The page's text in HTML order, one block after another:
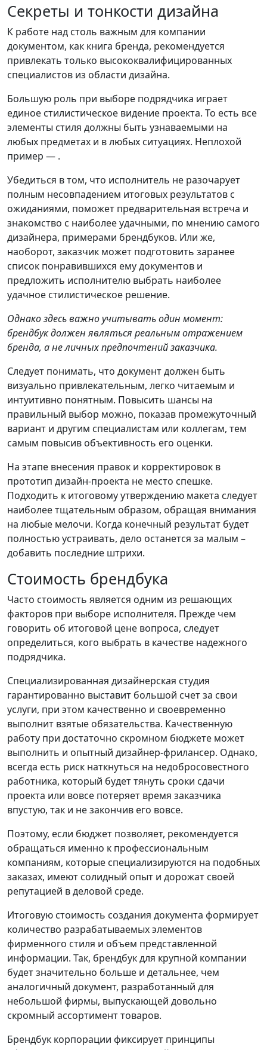
Секреты и тонкости дизайна
К работе над столь важным для компании
документом, как книга бренда, рекомендуется
привлекать только высококвалифицированных
специалистов из области дизайна.
Большую роль при выборе подрядчика играет
единое стилистическое видение проекта. То есть все
элементы стиля должны быть узнаваемыми на
любых предметах и в любых ситуациях. Неплохой
пример — .
Убедиться в том, что исполнитель не разочарует
полным несовпадением итоговых результатов с
ожиданиями, поможет предварительная встреча и
знакомство с наиболее удачными, по мнению самого
дизайнера, примерами брендбуков. Или же,
наоборот, заказчик может подготовить заранее
список понравившихся ему документов и
предложить исполнителю выбрать наиболее
удачное стилистическое решение.
Однако здесь важно учитывать один момент:
брендбук должен являться реальным отражением
бренда, а не личных предпочтений заказчика.
Следует понимать, что документ должен быть
визуально привлекательным, легко читаемым и
интуитивно понятным. Повысить шансы на
правильный выбор можно, показав промежуточный
вариант и другим специалистам или коллегам, тем
самым повысив объективность его оценки.
На этапе внесения правок и корректировок в
прототип дизайн-проекта не место спешке.
Подходить к итоговому утверждению макета следует
наиболее тщательным образом, обращая внимания
на любые мелочи. Когда конечный результат будет
полностью устраивать, дело останется за малым –
добавить последние штрихи.
Стоимость брендбука
Часто стоимость является одним из решающих
факторов при выборе исполнителя. Прежде чем
говорить об итоговой цене вопроса, следует
определиться, кого выбрать в качестве надежного
подрядчика.
Специализированная дизайнерская студия
гарантированно выставит большой счет за свои
услуги, при этом качественно и своевременно
выполнит взятые обязательства. Качественную
работу при достаточно скромном бюджете может
выполнить и опытный дизайнер-фрилансер. Однако,
всегда есть риск наткнуться на недобросовестного
работника, который будет тянуть сроки сдачи
проекта или вовсе потеряет время заказчика
впустую, так и не закончив его вовсе.
Поэтому, если бюджет позволяет, рекомендуется
обращаться именно к профессиональным
компаниям, которые специализируются на подобных
заказах, имеют солидный опыт и дорожат своей
репутацией в деловой среде.
Итоговую стоимость создания документа формирует
количество разрабатываемых элементов
фирменного стиля и объем представленной
информации. Так, брендбук для крупной компании
будет значительно больше и детальнее, чем
аналогичный документ, разработанный для
небольшой фирмы, выпускающей довольно
скромный ассортимент товаров.
Брендбук корпорации фиксирует принципы